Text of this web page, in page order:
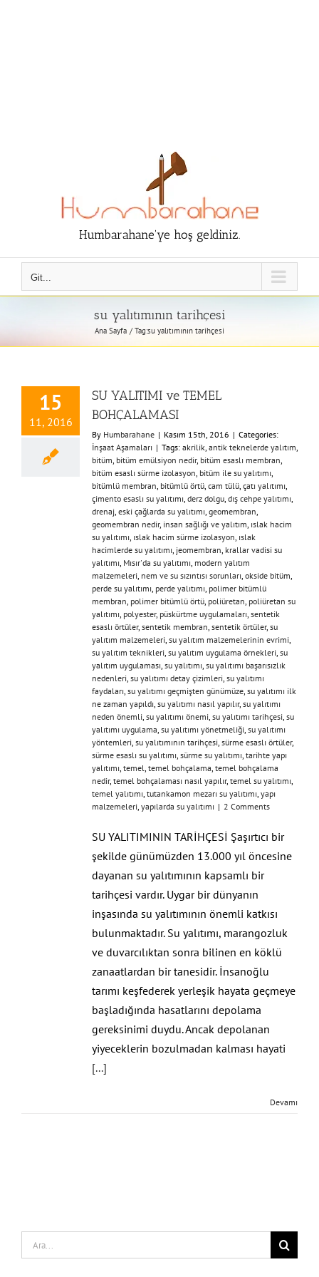
Humbarahane'ye hoş geldiniz.
Git...
su yalıtımının tarihçesi
Ana Sayfa Tag:su yalıtımının tarihçesi
15
11, 2016
SU YALITIMI ve TEMEL
BOHÇALAMASI
By Humbarahane | Kasım 15th, 2016 | Categories:
İnşaat Aşamaları | Tags: akrilik, antik teknelerde yalıtım,
bitüm, bitüm emülsiyon nedir, bitüm esaslı membran,
bitüm esaslı sürme izolasyon, bitüm ile su yalıtımı,
bitümlü membran, bitümlü örtü, cam tülü, çatı yalıtımı,
çimento esaslı su yalıtımı, derz dolgu, dış cehpe yalıtımı,
drenaj, eski çağlarda su yalıtımı, geomembran,
geomembran nedir, insan sağlığı ve yalıtım, ıslak hacim
su yalıtımı, ıslak hacim sürme izolasyon, ıslak
hacimlerde su yalıtımı, jeomembran, krallar vadisi su
yalıtımı, Mısır'da su yalıtımı, modern yalıtım
malzemeleri, nem ve su sızıntısı sorunları, okside bitüm,
perde su yalıtımı, perde yalıtımı, polimer bitümlü
membran, polimer bitümlü örtü, poliüretan, poliüretan su
yalıtımı, polyester, püskürtme uygulamaları, sentetik
esaslı örtüler, sentetik membran, sentetik örtüler, su
yalıtım malzemeleri, su yalıtım malzemelerinin evrimi,
su yalıtım teknikleri, su yalıtım uygulama örnekleri, su
yalıtım uygulaması, su yalıtımı, su yalıtımı başarısızlık
nedenleri, su yalıtımı detay çizimleri, su yalıtımı
faydaları, su yalıtımı geçmişten günümüze, su yalıtımı ilk
ne zaman yapıldı, su yalıtımı nasıl yapılır, su yalıtımı
neden önemli, su yalıtımı önemi, su yalıtımı tarihçesi, su
yalıtımı uygulama, su yalıtımı yönetmeliği, su yalıtımı
yöntemleri, su yalıtımının tarihçesi, sürme esaslı örtüler,
sürme esaslı su yalıtımı, sürme su yalıtımı, tarihte yapı
yalıtımı, temel, temel bohçalama, temel bohçalama
nedir, temel bohçalaması nasıl yapılır, temel su yalıtımı,
temel yalıtımı, tutankamon mezarı su yalıtımı, yapı
malzemeleri, yapılarda su yalıtımı | 2 Comments
SU YALITIMININ TARİHÇESİ Şaşırtıcı bir
şekilde günümüzden 13.000 yıl öncesine
dayanan su yalıtımının kapsamlı bir
tarihçesi vardır. Uygar bir dünyanın
inşasında su yalıtımının önemli katkısı
bulunmaktadır. Su yalıtımı, marangozluk
ve duvarcılıktan sonra bilinen en köklü
zanaatlardan bir tanesidir. İnsanoğlu
tarımı keşfederek yerleşik hayata geçmeye
başladığında hasatlarını depolama
gereksinimi duydu. Ancak depolanan
yiyeceklerin bozulmadan kalması hayati
[...]
Devamı
Search
for: